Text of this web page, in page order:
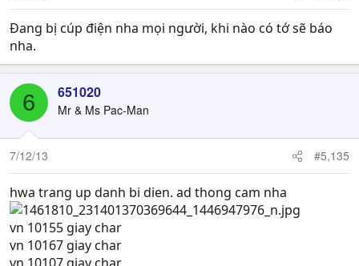
Đang bị cúp điện nha mọi người, khi nào có tớ sẽ báo
nha.
6 651020
Mr & Ms Pac-Man
7/12/13 #5,135
hwa trang up danh bi dien. ad thong cam nha
vn 10155 giay char
vn 10167 giay char